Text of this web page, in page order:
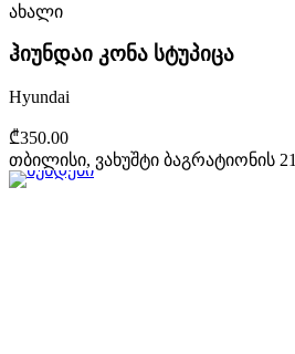
ახალი
ჰიუნდაი კონა სტუპიცა
Hyundai
₾350.00
თბილისი, ვახუშტი ბაგრატიონის 21